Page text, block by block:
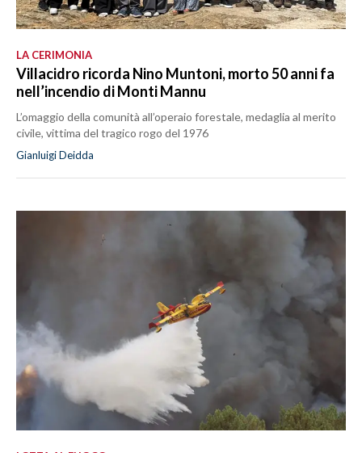
LA CERIMONIA
Villacidro ricorda Nino Muntoni, morto 50 anni fa
nell’incendio di Monti Mannu
L’omaggio della comunità all’operaio forestale, medaglia al merito
civile, vittima del tragico rogo del 1976
Gianluigi Deidda